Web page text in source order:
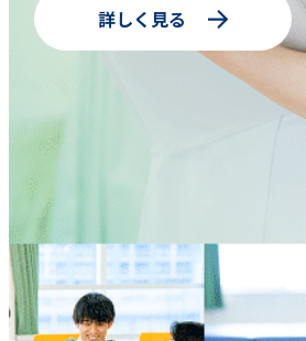
詳しく見る